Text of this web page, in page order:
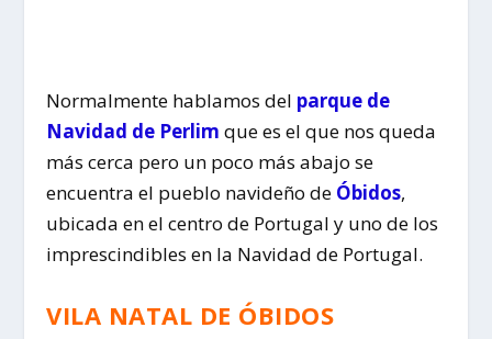
Normalmente hablamos del parque de
Navidad de Perlim que es el que nos queda
más cerca pero un poco más abajo se
encuentra el pueblo navideño de Óbidos,
ubicada en el centro de Portugal y uno de los
imprescindibles en la Navidad de Portugal.
VILA NATAL DE ÓBIDOS